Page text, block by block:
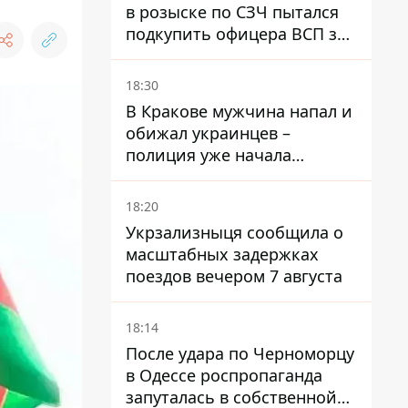
в розыске по СЗЧ пытался
подкупить офицера ВСП за
40 тысяч гривен
18:30
В Кракове мужчина напал и
обижал украинцев –
полиция уже начала
расследование
18:20
Укрзализныця сообщила о
масштабных задержках
поездов вечером 7 августа
18:14
После удара по Черноморцу
в Одессе роспропаганда
запуталась в собственной